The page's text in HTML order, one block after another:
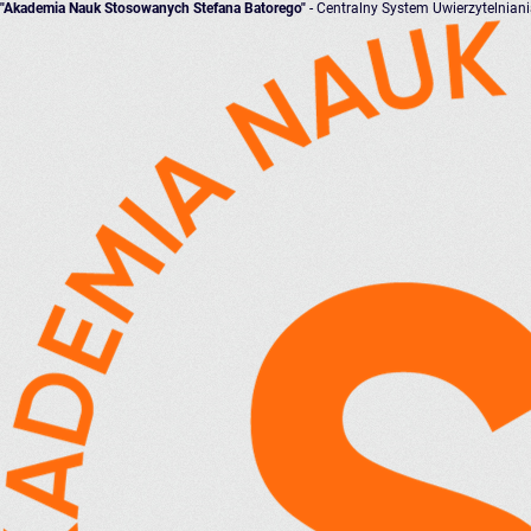
"Akademia Nauk Stosowanych Stefana Batorego" - Centralny System